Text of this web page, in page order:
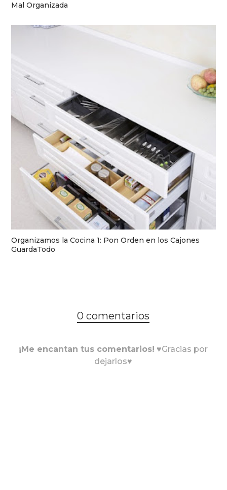
Mal Organizada
Organizamos la Cocina 1: Pon Orden en los Cajones
GuardaTodo
0 comentarios
¡Me encantan tus comentarios! ♥Gracias por
dejarlos♥